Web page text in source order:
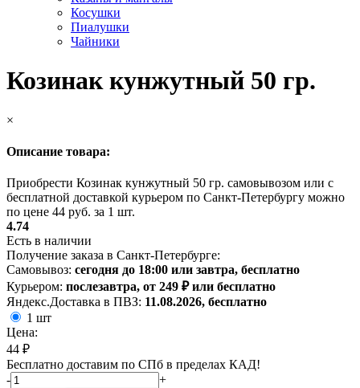
Косушки
Пиалушки
Чайники
Козинак кунжутный 50 гр.
×
Описание товара:
Приобрести Козинак кунжутный 50 гр. самовывозом или с
бесплатной доставкой курьером по Санкт-Петербургу можно
по цене 44 руб. за 1 шт.
4.74
Есть в наличии
Получение заказа в Санкт-Петербурге:
Самовывоз: сегодня до 18:00 или завтра, бесплатно
Курьером: послезавтра, от 249 ₽ или бесплатно
Яндекс.Доставка в ПВЗ: 11.08.2026, бесплатно
1 шт
Цена:
44 ₽
Бесплатно доставим по СПб в пределах КАД!
-
+